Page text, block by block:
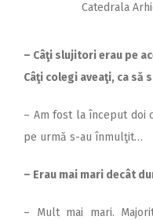
Catedrala
– Câţi slujitori erau pe
Câţi colegi aveaţi, ca să
– Am fost la început doi
pe urmă s-au înmulţit…
– Erau mai mari decât
– Mult mai mari.